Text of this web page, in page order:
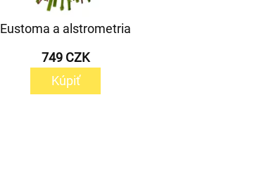
Eustoma a alstrometria
749 CZK
Kúpiť